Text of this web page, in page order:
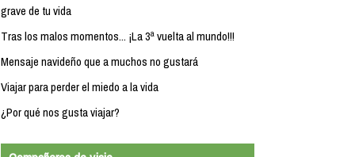
grave de tu vida
Tras los malos momentos... ¡La 3ª vuelta al mundo!!!
Mensaje navideño que a muchos no gustará
Viajar para perder el miedo a la vida
¿Por qué nos gusta viajar?